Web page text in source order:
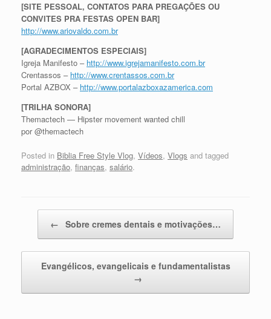
[SITE PESSOAL, CONTATOS PARA PREGAÇÕES OU
CONVITES PRA FESTAS OPEN BAR]
http://www.ariovaldo.com.br
[AGRADECIMENTOS ESPECIAIS]
Igreja Manifesto – http://www.igrejamanifesto.com.br
Crentassos – http://www.crentassos.com.br
Portal AZBOX – http://www.portalazboxazamerica.com
[TRILHA SONORA]
Themactech — Hipster movement wanted chill
por @themactech
Posted in Biblia Free Style Vlog, Vídeos, Vlogs and tagged
administração, finanças, salário.
← Sobre cremes dentais e motivações…
Evangélicos, evangelicais e fundamentalistas
→